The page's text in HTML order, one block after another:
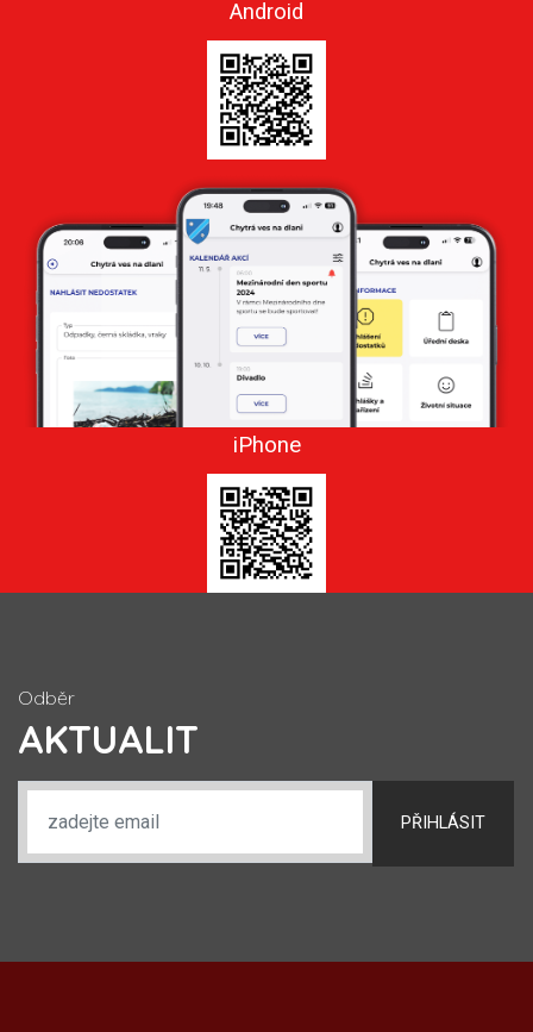
Android
iPhone
Odběr
AKTUALIT
PŘIHLÁSIT